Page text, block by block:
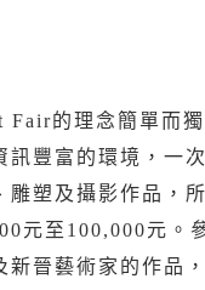
的理念簡單而獨
訊豐富的環境，一
雕塑及攝影作品，
元至100,000元。
新晉藝術家的作品